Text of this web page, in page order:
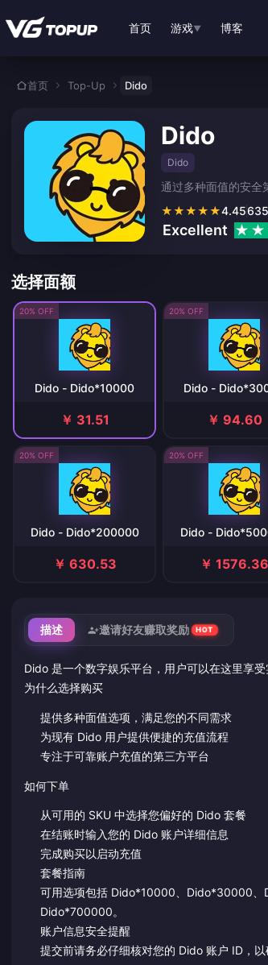
首页 游戏▼ 博客
首页 Top-Up Dido
Dido
Dido
通过多种面值的安全
★★★★★4.45635
Excellent
选择面额
20% OFF
Dido - Dido*10000
￥ 31.51
20% OFF
Dido -
￥ 94.60
20% OFF
Dido - Dido*200000
￥ 630.53
20% OFF
Dido -
￥ 1576.36
描述 邀请好友赚取奖励 HOT
Dido 是一个数字娱乐平台，用户可以在这里享
为什么选择购买
提供多种面值选项，满足您的不同需求
为现有 Dido 用户提供便捷的充值流程
专注于可靠账户充值的第三方平台
如何下单
从可用的 SKU 中选择您偏好的 Dido 套餐
在结账时输入您的 Dido 账户详细信息
完成购买以启动充值
套餐指南
可用选项包括 Dido*10000、Dido*30000
Dido*700000。
账户信息安全提醒
提交前请务必仔细核对您的 Dido 账户 ID，以